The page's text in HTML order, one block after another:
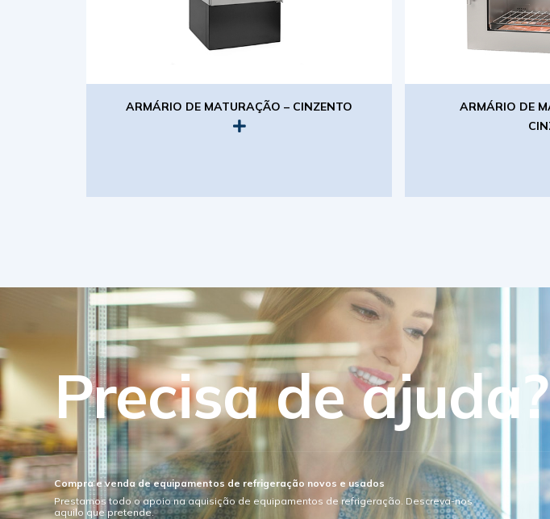
ARMÁRIO DE MATURAÇÃO – CINZENTO
ARMÁRIO DE
Precisa de ajuda?
Compra e venda de equipamentos de refrigeração novos e usados
Prestamos todo o apoio na aquisição de equipamentos de refrigeração. Descreva-nos
aquilo que pretende.